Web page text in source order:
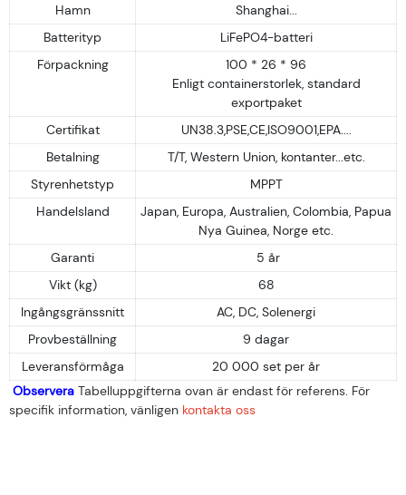
Hamn
Shanghai...
Batterityp
LiFePO4-batteri
Förpackning
100 * 26 * 96
Enligt containerstorlek, standard
exportpaket
Certifikat
UN38.3,PSE,CE,ISO9001,EPA....
Betalning
T/T, Western Union, kontanter...etc.
Styrenhetstyp
MPPT
Handelsland
Japan, Europa, Australien, Colombia, Papua
Nya Guinea, Norge etc.
Garanti
5 år
Vikt (kg)
68
Ingångsgränssnitt
AC, DC, Solenergi
Provbeställning
9 dagar
Leveransförmåga
20 000 set per år
Observera Tabelluppgifterna ovan är endast för referens. För
specifik information, vänligen kontakta oss